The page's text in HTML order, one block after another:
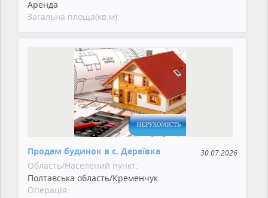
Аренда
Загальна площа(кв.м):
Продам будинок в с. Дереївка 30.07.2026
Область/Населений пункт:
Полтавська область/Кременчук
Операція: